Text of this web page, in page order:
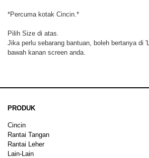
*Percuma kotak Cincin.*
Pilih Size di atas.
Jika perlu sebarang bantuan, boleh bertanya di
bawah kanan screen anda.
PRODUK
Cincin
Rantai Tangan
Rantai Leher
Lain-Lain